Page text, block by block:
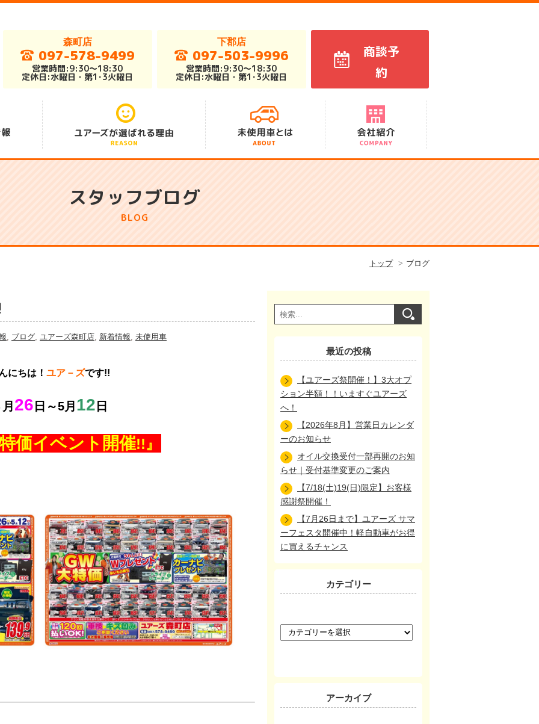
森町店
097-578-9499
営業時間:9:30～18:30
定休日:水曜日・第1･3火曜日
下郡店
097-503-9996
営業時間:9:30～18:30
定休日:水曜日・第1･3火曜日
商談予
約
安さの秘密
総在庫車300台
アフターサポート 会社概要
沿革
代表あいさつ
アクセス
スタッフ紹介
スタッフブログ
BLOG
トップ ブログ
, ブログ, ユアーズ森町店, 新着情報, 未使用車
にちは！ ユア－ズです!!
26 日～5月 12 日
価イベント開催!!』
最近の投稿
【ユアーズ祭開催！】3大オプ
ション半額！！いますぐユアーズ
へ！
【2026年8月】営業日カレンダ
ーのお知らせ
オイル交換受付一部再開のお知
らせ｜受付基準変更のご案内
【7/18(土)19(日)限定】お客様
感謝祭開催！
【7月26日まで】ユアーズ サマ
ーフェスタ開催中！軽自動車がお得
に買えるチャンス
カテゴリー
テ
ゴ
アーカイブ